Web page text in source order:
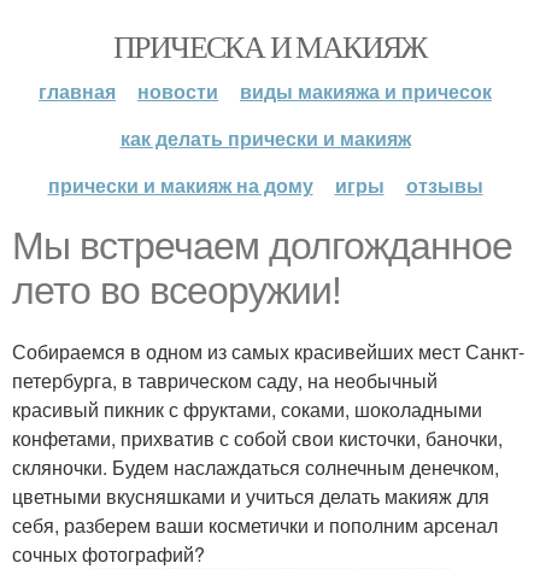
ПРИЧЕСКА И МАКИЯЖ
главная новости
виды макияжа и причесок
как делать прически и макияж
прически и макияж на дому
игры отзывы
Мы встречаем долгожданное
лето во всеоружии!
Собираемся в одном из самых красивейших мест Санкт-
петербурга, в таврическом саду, на необычный
красивый пикник с фруктами, соками, шоколадными
конфетами, прихватив с собой свои кисточки, баночки,
скляночки. Будем наслаждаться солнечным денечком,
цветными вкусняшками и учиться делать макияж для
себя, разберем ваши косметички и пополним арсенал
сочных фотографий?